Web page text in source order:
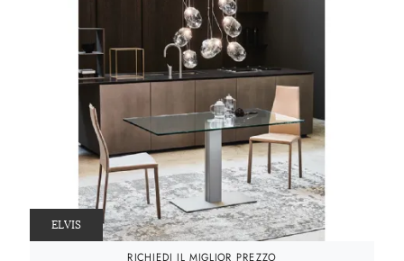
ELVIS
RICHIEDI IL MIGLIOR PREZZO